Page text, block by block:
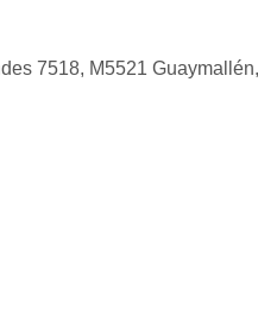
7518, M5521